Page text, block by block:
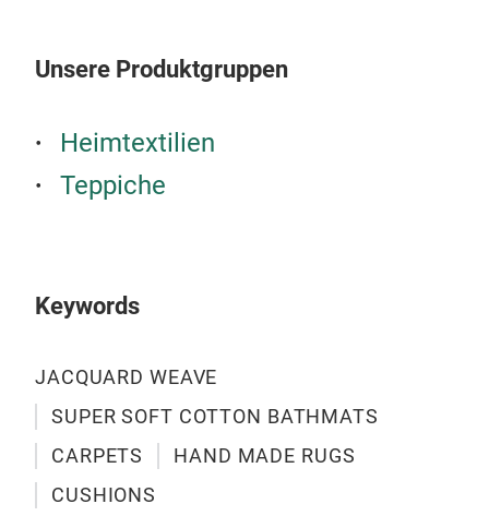
Unsere Produktgruppen
Heimtextilien
Teppiche
Keywords
JACQUARD WEAVE
SUPER SOFT COTTON BATHMATS
CARPETS
HAND MADE RUGS
CUSHIONS